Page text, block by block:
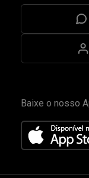
Baixe o nosso